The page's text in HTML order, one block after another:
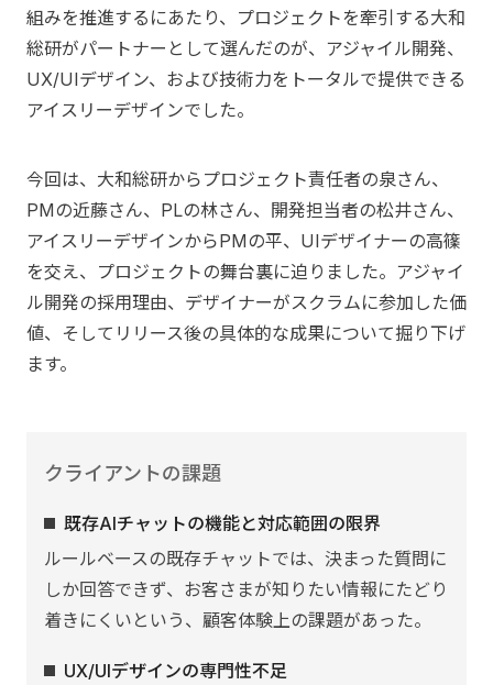
組みを推進するにあたり、プロジェクトを牽引する大和
総研がパートナーとして選んだのが、アジャイル開発、
UX/UIデザイン、および技術力をトータルで提供できる
アイスリーデザインでした。
今回は、大和総研からプロジェクト責任者の泉さん、
PMの近藤さん、PLの林さん、開発担当者の松井さん、
アイスリーデザインからPMの平、UIデザイナーの高篠
を交え、プロジェクトの舞台裏に迫りました。アジャイ
ル開発の採用理由、デザイナーがスクラムに参加した価
値、そしてリリース後の具体的な成果について掘り下げ
ます。
クライアントの課題
既存AIチャットの機能と対応範囲の限界
ルールベースの既存チャットでは、決まった質問に
しか回答できず、お客さまが知りたい情報にたどり
着きにくいという、顧客体験上の課題があった。
UX/UIデザインの専門性不足